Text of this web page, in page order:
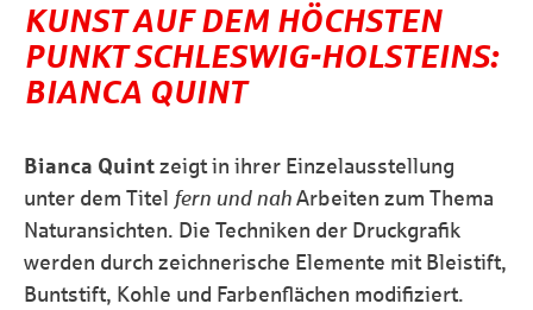
KUNST AUF DEM HÖCHSTEN
PUNKT SCHLESWIG-HOLSTEINS:
BIANCA QUINT
Bianca Quint zeigt in ihrer Einzelausstellung
unter dem Titel fern und nah Arbeiten zum Thema
Naturansichten. Die Techniken der Druckgrafik
werden durch zeichnerische Elemente mit Bleistift,
Buntstift, Kohle und Farbenflächen modifiziert.